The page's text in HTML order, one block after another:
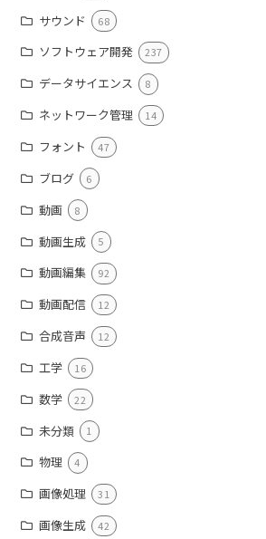
サウンド 68
ソフトウェア開発 237
データサイエンス 8
ネットワーク管理 14
フォント 47
ブログ 6
動画 8
動画生成 5
動画編集 92
動画配信 12
合成音声 12
工学 16
数学 22
未分類 1
物理 4
画像処理 31
画像生成 42